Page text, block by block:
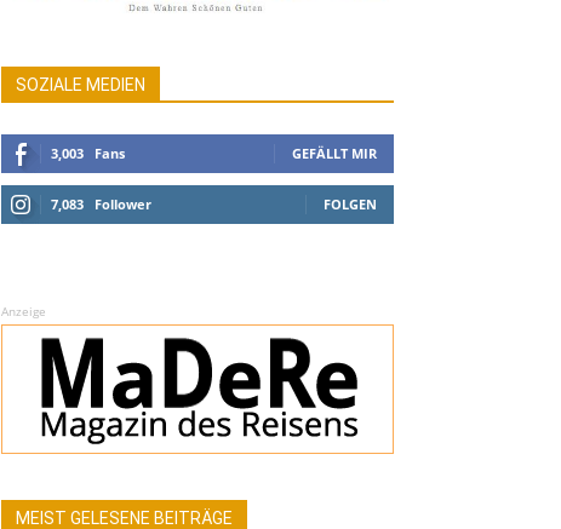
SOZIALE MEDIEN
3,003 Fans GEFÄLLT MIR
7,083 Follower FOLGEN
Anzeige
MEIST GELESENE BEITRÄGE